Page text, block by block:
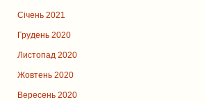
Січень 2021
Грудень 2020
Листопад 2020
Жовтень 2020
Вересень 2020